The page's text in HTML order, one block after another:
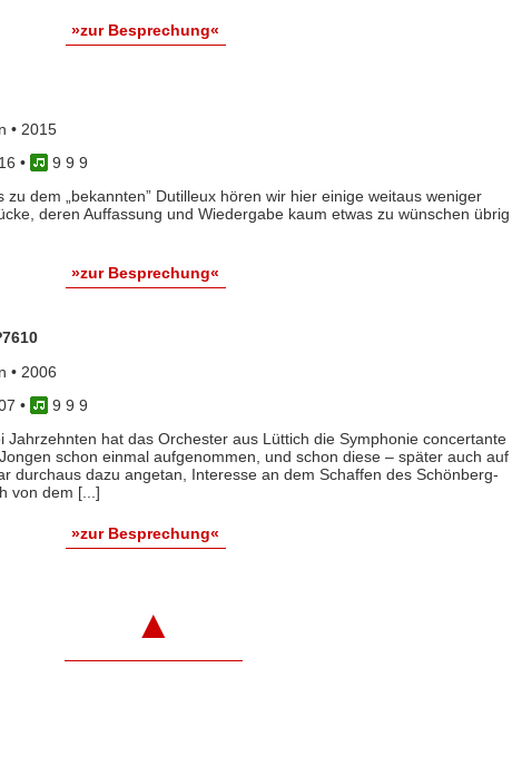
»zur Besprechung«
• 2015
•
9 9 9
zu dem „bekannten” Dutilleux hören wir hier einige weitaus weniger
deren Auffassung und Wiedergabe kaum etwas zu wünschen übrig
»zur Besprechung«
• 2006
•
9 9 9
Jahrzehnten hat das Orchester aus Lüttich die Symphonie concertante
schon einmal aufgenommen, und schon diese – später auch auf
durchaus dazu angetan, Interesse an dem Schaffen des Schönberg-
von dem [...]
»zur Besprechung«
▲